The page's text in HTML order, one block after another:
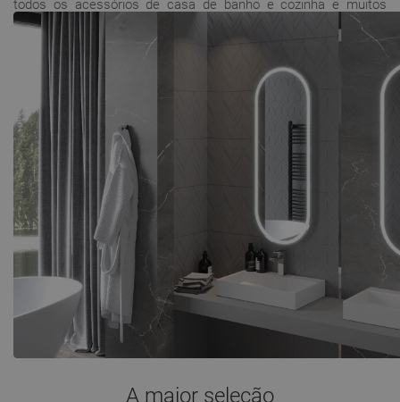
todos os acessórios de casa de banho e cozinha e muitos
outros produtos, constituem um sortido amplamente
reconhecido pelos clientes polacos, valorizado pela relação
imbatível entre preço e qualidade, pela modernidade,
durabilidade e funcionalidade. Como fabricante de
equipamentos para casas de banho, ajudamos os nossos
clientes a criar espaços que realizam os seus sonhos.
A maior seleção